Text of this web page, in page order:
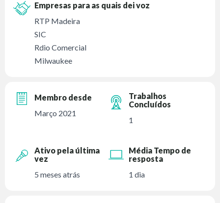
Empresas para as quais dei voz
RTP Madeira
SIC
Rdio Comercial
Milwaukee
Membro desde
Março 2021
Trabalhos
Concluídos
1
Ativo pela última
vez
5 meses atrás
Média Tempo de
resposta
1 dia